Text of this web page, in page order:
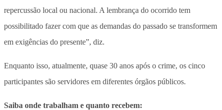
repercussão local ou nacional. A lembrança do ocorrido tem
possibilitado fazer com que as demandas do passado se transformem
em exigências do presente”, diz.
Enquanto isso, atualmente, quase 30 anos após o crime, os cinco
participantes são servidores em diferentes órgãos públicos.
Saiba onde trabalham e quanto recebem: